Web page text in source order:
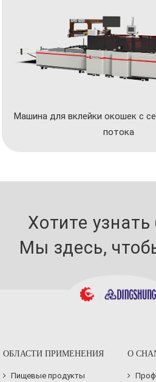
Машина для вклейки окошек с
потока
Хотите
Мы здесь,
ОБЛАСТИ ПРИМЕНЕНИЯ
Пищевые продукты
О